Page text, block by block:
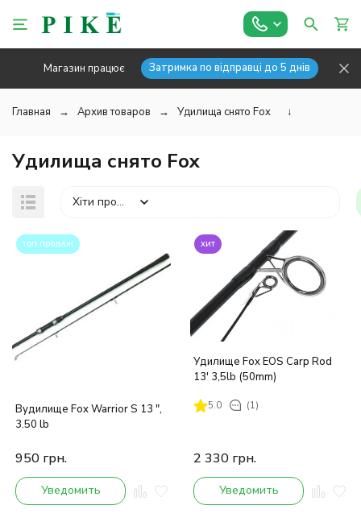
Магазин працює Затримка по відправці до 5 днів
Главная Архив товаров Удилища снято Fox ↓
Удилища снято Fox
Хіти продажів
топ продаж
Вудилище Fox Warrior S 13 ",
3.50 lb
950 грн.
Уведомить
хит
Удилище Fox EOS Carp Rod
13' 3,5lb (50mm)
5.0 (1)
2 330 грн.
Уведомить